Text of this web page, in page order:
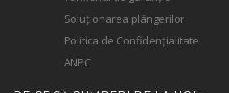
Soluționarea plângerilor
Politica de Confidențialitate
ANPC